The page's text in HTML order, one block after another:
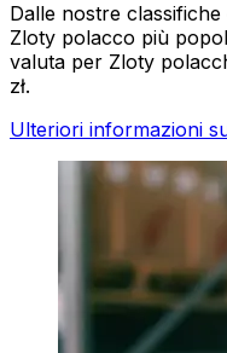
Dalle nostre
Zloty polacco più
valuta per Zloty
zł.
Ulteriori informazioni